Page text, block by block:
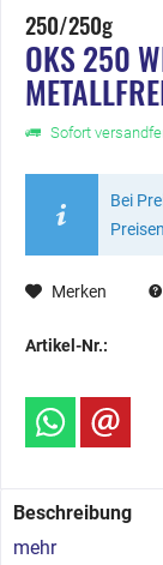
250/250g
OKS 250
Sofort
Bei
Merken
Artikel-Nr.:
Beschreibung
mehr